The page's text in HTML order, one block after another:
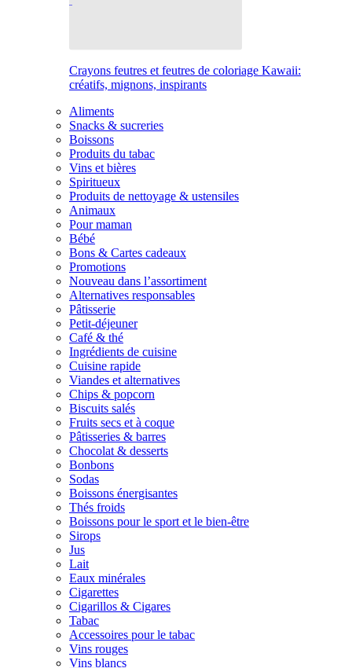
Crayons feutres et feutres de coloriage Kawaii:
créatifs, mignons, inspirants
Aliments
Snacks & sucreries
Boissons
Produits du tabac
Vins et bières
Spiritueux
Produits de nettoyage & ustensiles
Animaux
Pour maman
Bébé
Bons & Cartes cadeaux
Promotions
Nouveau dans l’assortiment
Alternatives responsables
Pâtisserie
Petit-déjeuner
Café & thé
Ingrédients de cuisine
Cuisine rapide
Viandes et alternatives
Chips & popcorn
Biscuits salés
Fruits secs et à coque
Pâtisseries & barres
Chocolat & desserts
Bonbons
Sodas
Boissons énergisantes
Thés froids
Boissons pour le sport et le bien-être
Sirops
Jus
Lait
Eaux minérales
Cigarettes
Cigarillos & Cigares
Tabac
Accessoires pour le tabac
Vins rouges
Vins blancs